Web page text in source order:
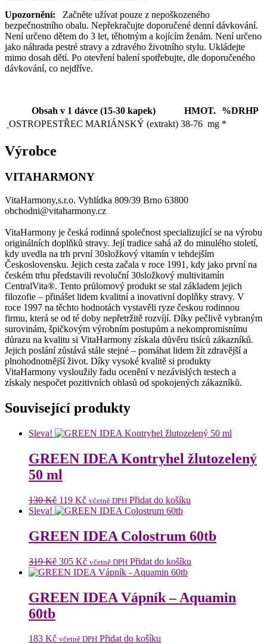
Upozornění: Začněte užívat pouze z nepoškozeného
bezpečnostního obalu. Nepřekračujte doporučené denní dávkování.
Není určeno dětem do 3 let, těhotným a kojícím ženám. Není určeno
jako náhrada pestré stravy a zdravého životního stylu. Ukládejte
mimo dosah dětí. Po otevření balení spotřebujte, dle doporučeného
dávkování, co nejdříve.
Obsah v 1 dávce (15-30 kapek) HMOT.
%DRHP
OSTROPESTŘEC MARIÁNSKÝ (extrakt) 38-76 mg *
Výrobce
VITAHARMONY
VitaHarmony,s.r.o. Vyhlídka 809/39 Brno 63800
obchodni@vitaharmony.cz
VitaHarmony je česká rodinná společnost specializující se na výrobu
originálních doplňků stravy. Její tradice sahá až do minulého století,
kdy uvedla na trh první 30složkový vitamín v tehdejším
Československu. Jejich cesta začala v roce 1991, kdy jako první na
českém trhu představili revoluční 30složkový multivitamín
CentralVita®. Tento průlomový produkt se stal základem jejich
filozofie – přinášet lidem kvalitní a inovativní doplňky stravy. V
roce 1997 na těchto hodnotách vystavěli ryze českou rodinnou
firmu, která se od té doby nepřetržitě rozvíjí. Díky pečlivě vybraným
surovinám, špičkovým výrobním postupům a nekompromisnímu
důrazu na kvalitu si VitaHarmony získala důvěru tisíců zákazníků.
Jejich poslání zůstává stále stejné – pomáhat lidem žít zdravější a
plnohodnotnější život. Díky vysoké kvalitě si produkty
VitaHarmony vysloužily řadu ocenění v nezávislých testech a
získaly nespočet pozitivních ohlasů od spokojených zákazníků.
Související produkty
Sleva!
GREEN IDEA Kontryhel žlutozelený
50 ml
130Kč Původní
cena
130 Kč.
119 KčAktuální
cena
119 Kč.
včetně DPH Přidat do košíku
Sleva!
GREEN IDEA Colostrum 60tb
319Kč Původní
cena
319 Kč.
305 KčAktuální
cena
305 Kč.
včetně DPH Přidat do košíku
GREEN IDEA Vápník – Aquamin
60tb
183 Kč včetně DPH Přidat do košíku